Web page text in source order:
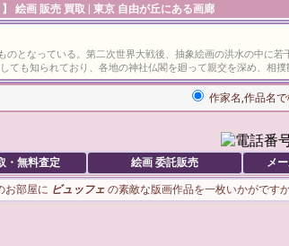
絵画 販売 買取 | 東京 自由が丘にある画廊
となっている。第二次世界大戦後、抽象絵画の洪水の中に
も知られており、各地の神社仏閣を廻って親交を深め、相撲
作家名,作品名
・無料査定 絵画 委託販売 メ
部屋に ビュッフェの素敵な版画作品を一枚いかがです